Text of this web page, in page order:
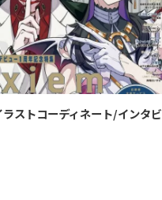
ストコーディネート/インタビ